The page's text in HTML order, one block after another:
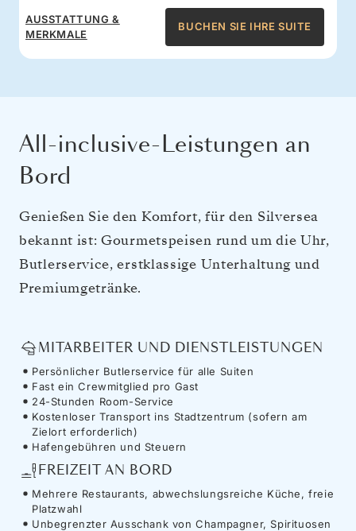
AUSSTATTUNG &
MERKMALE
BUCHEN SIE IHRE SUITE
All-inclusive-Leistungen an
Bord
Genießen Sie den Komfort, für den Silversea
bekannt ist: Gourmetspeisen rund um die Uhr,
Butlerservice, erstklassige Unterhaltung und
Premiumgetränke.
MITARBEITER UND DIENSTLEISTUNGEN
Persönlicher Butlerservice für alle Suiten
Fast ein Crewmitglied pro Gast
24-Stunden Room-Service
Kostenloser Transport ins Stadtzentrum (sofern am
Zielort erforderlich)
Hafengebühren und Steuern
FREIZEIT AN BORD
Mehrere Restaurants, abwechslungsreiche Küche, freie
Platzwahl
Unbegrenzter Ausschank von Champagner, Spirituosen